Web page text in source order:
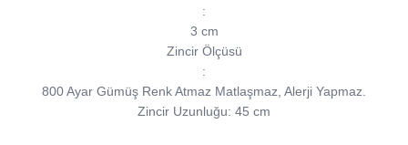
:
3 cm
Zincir Ölçüsü
:
800 Ayar Gümüş Renk Atmaz Matlaşmaz, Alerji Yapmaz.
Zincir Uzunluğu: 45 cm